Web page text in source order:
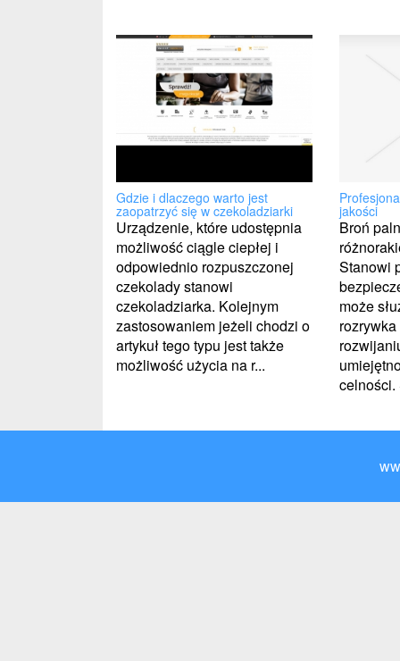
Gdzie i dlaczego warto jest
zaopatrzyć się w czekoladziarki
Urządzenie, które udostępnia
możliwość ciągle ciepłej i
odpowiednio rozpuszczonej
czekolady stanowi
czekoladziarka. Kolejnym
zastosowaniem jeżeli chodzi o
artykuł tego typu jest także
możliwość użycia na r...
jakości
Broń
Stanowi
może
celności.